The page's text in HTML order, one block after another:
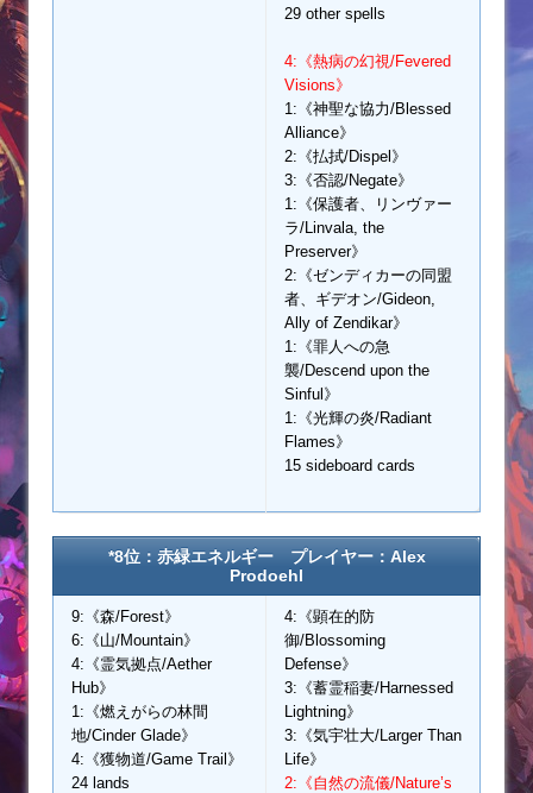
29 other spells
4:《熱病の幻視/Fevered
Visions》
1:《神聖な協力/Blessed
Alliance》
2:《払拭/Dispel》
3:《否認/Negate》
1:《保護者、リンヴァー
ラ/Linvala, the
Preserver》
2:《ゼンディカーの同盟
者、ギデオン/Gideon,
Ally of Zendikar》
1:《罪人への急
襲/Descend upon the
Sinful》
1:《光輝の炎/Radiant
Flames》
15 sideboard cards
*8位：赤緑エネルギー プレイヤー：Alex
Prodoehl
9:《森/Forest》
6:《山/Mountain》
4:《霊気拠点/Aether
Hub》
1:《燃えがらの林間
地/Cinder Glade》
4:《獲物道/Game Trail》
24 lands
4:《顕在的防
御/Blossoming
Defense》
3:《蓄霊稲妻/Harnessed
Lightning》
3:《気宇壮大/Larger Than
Life》
2:《自然の流儀/Nature’s